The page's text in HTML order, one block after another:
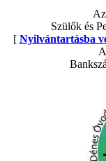
Szülők és
[ Nyilvántartásba